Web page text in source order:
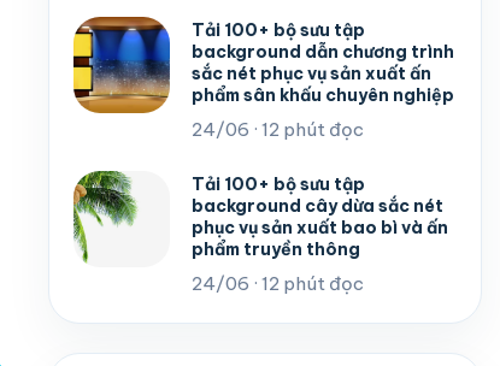
Tải 100+ bộ sưu tập
background dẫn chương trình
sắc nét phục vụ sản xuất ấn
phẩm sân khấu chuyên nghiệp
24/06 · 12 phút đọc
Tải 100+ bộ sưu tập
background cây dừa sắc nét
phục vụ sản xuất bao bì và ấn
phẩm truyền thông
24/06 · 12 phút đọc